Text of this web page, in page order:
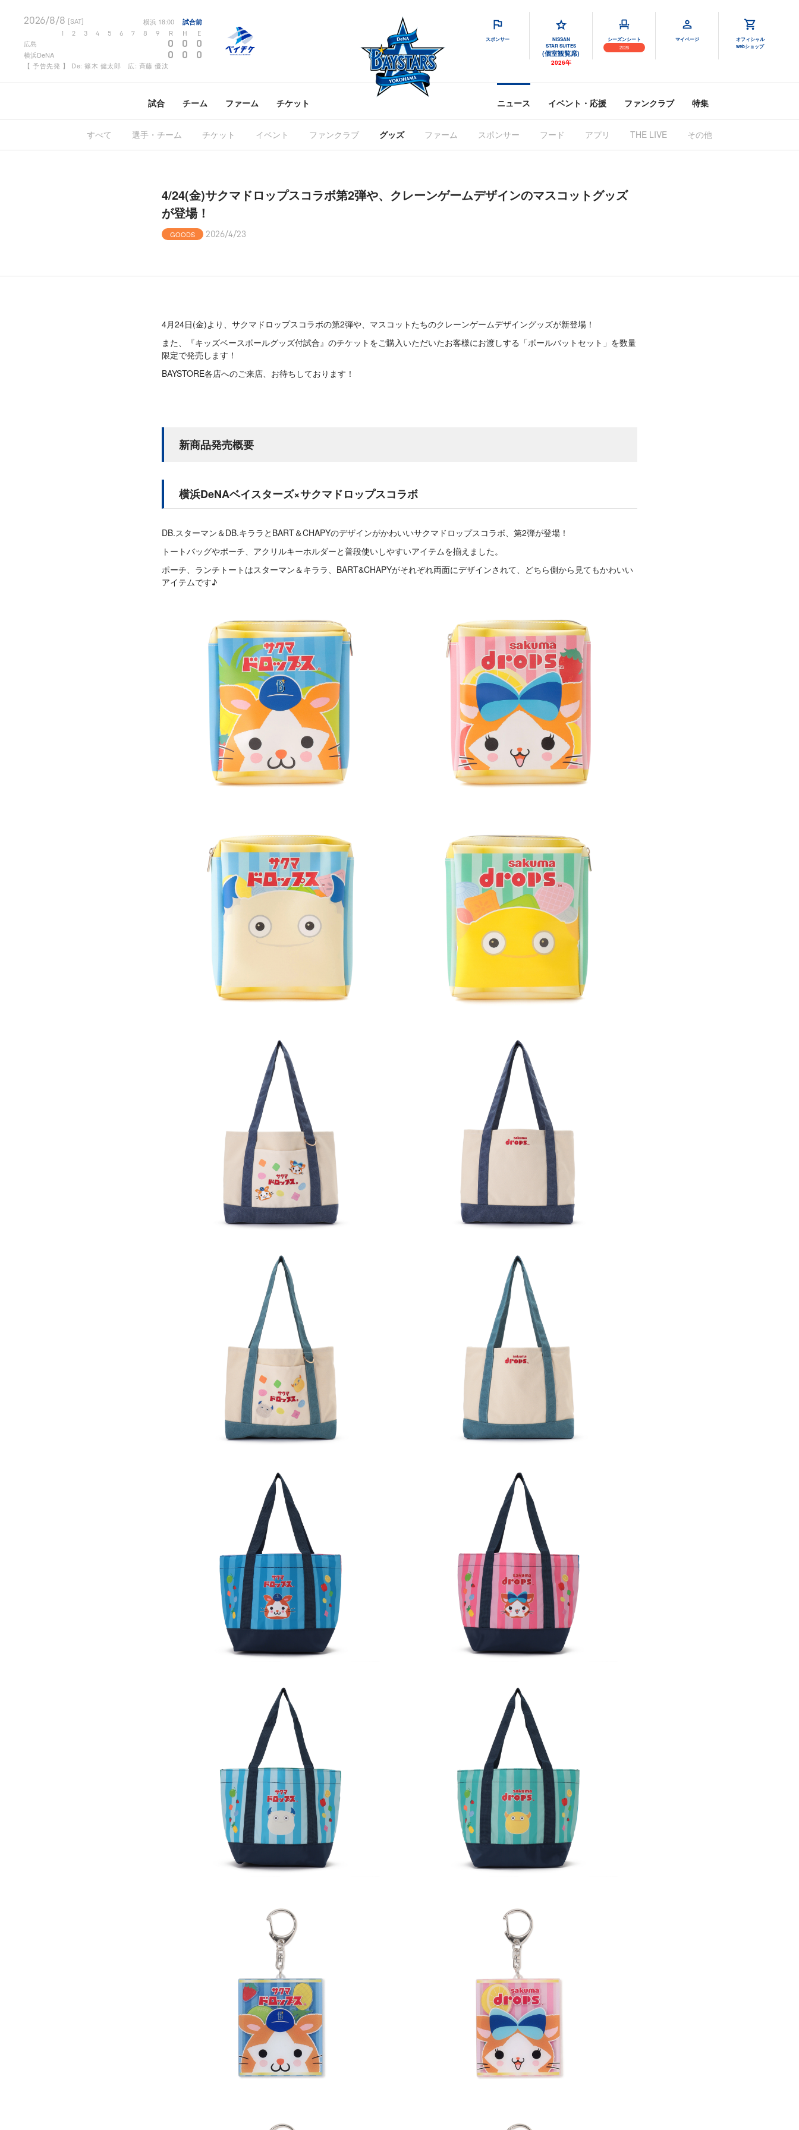
2026/8/8 [SAT] 横浜 18:00 試合前
2 3 4 5 6 7 8 9 R H E
広島 0 0 0
横浜DeNA 0 0 0
【 予告先発 】 De: 篠木 健太郎 広: 斉藤 優汰
スポンサー
NISSAN
STAR SUITES
(個室観覧席)
2026年
シーズンシート
2026
マイページ
オフィシャル
webショップ
試合 チーム ファーム チケット ニュース イベント・応援 ファンクラブ 特集
すべて 選手・チーム チケット イベント ファンクラブ グッズ ファーム スポンサー フード アプリ THE LIVE その他
4/24(金)サクマドロップスコラボ第2弾や、クレーンゲームデザインのマスコットグッズ
が登場！
GOODS 2026/4/23
4月24日(金)より、サクマドロップスコラボの第2弾や、マスコットたちのクレーンゲームデザイングッズが新登場！
また、『キッズベースボールグッズ付試合』のチケットをご購入いただいたお客様にお渡しする「ボールバットセット」を数量
限定で発売します！
BAYSTORE各店へのご来店、お待ちしております！
新商品発売概要
横浜DeNAベイスターズ×サクマドロップスコラボ
DB.スターマン＆DB.キララとBART＆CHAPYのデザインがかわいいサクマドロップスコラボ、第2弾が登場！
トートバッグやポーチ、アクリルキーホルダーと普段使いしやすいアイテムを揃えました。
ポーチ、ランチトートはスターマン＆キララ、BART&CHAPYがそれぞれ両面にデザインされて、どちら側から見てもかわいい
アイテムです♪